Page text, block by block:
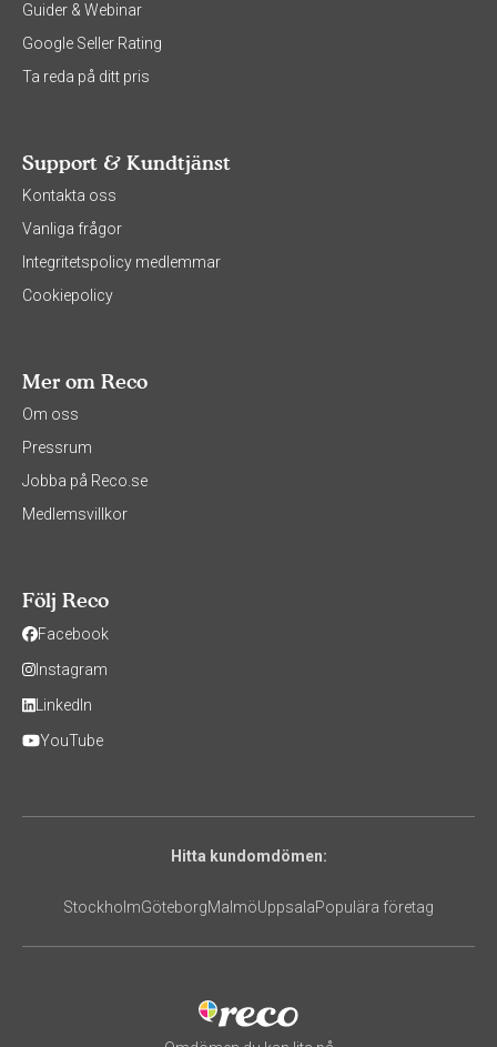
Guider & Webinar
Google Seller Rating
Ta reda på ditt pris
Support & Kundtjänst
Kontakta oss
Vanliga frågor
Integritetspolicy medlemmar
Cookiepolicy
Mer om Reco
Om oss
Pressrum
Jobba på Reco.se
Medlemsvillkor
Följ Reco
Facebook
Instagram
LinkedIn
YouTube
Hitta kundomdömen:
StockholmGöteborgMalmöUppsalaPopulära företag